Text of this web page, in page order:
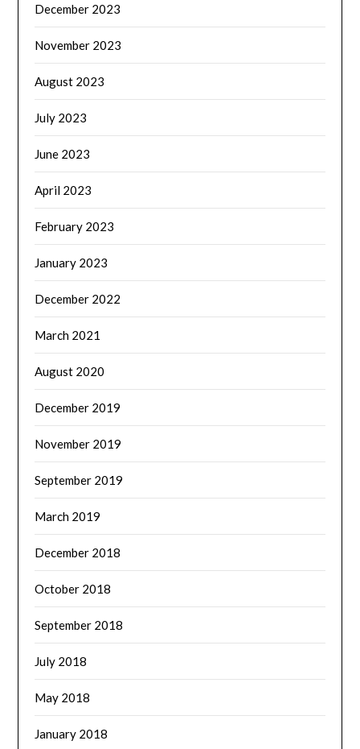
December 2023
November 2023
August 2023
July 2023
June 2023
April 2023
February 2023
January 2023
December 2022
March 2021
August 2020
December 2019
November 2019
September 2019
March 2019
December 2018
October 2018
September 2018
July 2018
May 2018
January 2018